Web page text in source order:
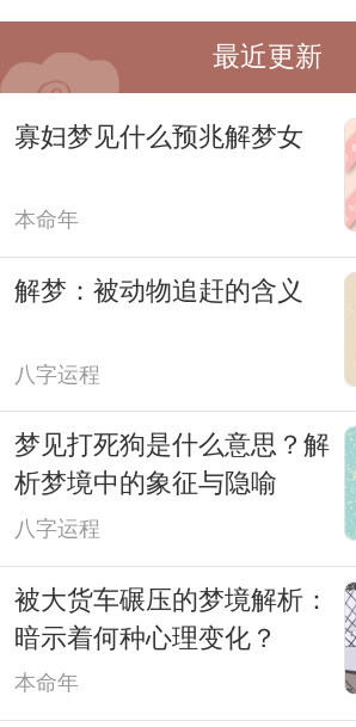
最近更新
寡妇梦见什么预兆解梦女
本命年
解梦：被动物追赶的含义
八字运程
梦见打死狗是什么意思？解
析梦境中的象征与隐喻
八字运程
被大货车碾压的梦境解析：
暗示着何种心理变化？
本命年